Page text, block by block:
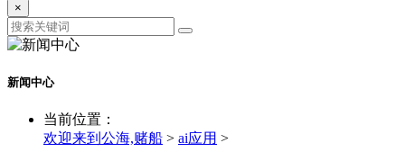
×
新闻中心
当前位置：
欢迎来到公海,赌船 > ai应用 >